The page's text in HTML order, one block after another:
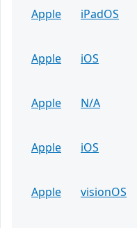
Apple iPadOS
Apple
iOS
Apple
N/A
Apple
iOS
Apple
visionOS